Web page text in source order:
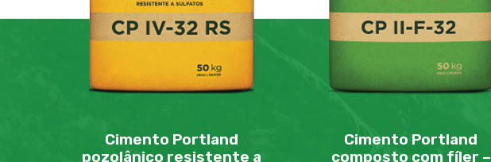
Cimento Portland
pozolânico resistente a
Cimento Portland
composto com fíler –